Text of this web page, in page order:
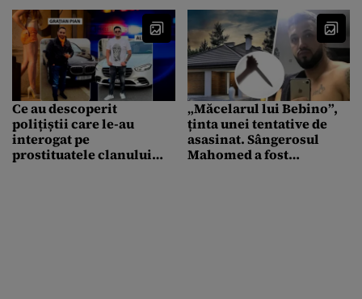
importantă de metal
prețios
Ce au descoperit
polițiștii care le-au
interogat pe
prostituatele clanului
„Măcelarul lui Bebino”,
ținta unei tentative de
asasinat. Sângerosul
Mahomed a fost